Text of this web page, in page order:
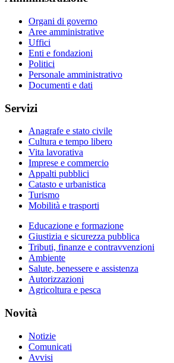
Organi di governo
Aree amministrative
Uffici
Enti e fondazioni
Politici
Personale amministrativo
Documenti e dati
Servizi
Anagrafe e stato civile
Cultura e tempo libero
Vita lavorativa
Imprese e commercio
Appalti pubblici
Catasto e urbanistica
Turismo
Mobilità e trasporti
Educazione e formazione
Giustizia e sicurezza pubblica
Tributi, finanze e contravvenzioni
Ambiente
Salute, benessere e assistenza
Autorizzazioni
Agricoltura e pesca
Novità
Notizie
Comunicati
Avvisi